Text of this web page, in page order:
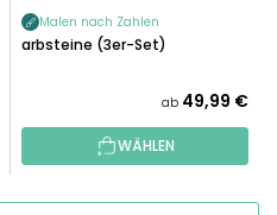
Malen nach Zahlen
Farbsteine ​​(3er-Set)
ab 49,99 €
WÄHLEN